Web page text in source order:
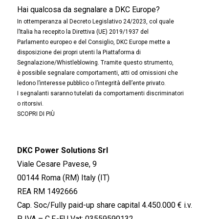
Hai qualcosa da segnalare a DKC Europe?
In ottemperanza al Decreto Legislativo 24/2023, col quale
l’Italia ha recepito la Direttiva (UE) 2019/1937 del
Parlamento europeo e del Consiglio, DKC Europe mette a
disposizione dei propri utenti la Piattaforma di
Segnalazione/Whistleblowing. Tramite questo strumento,
è possibile segnalare comportamenti, atti od omissioni che
ledono l’interesse pubblico o l’integrità dell’ente privato.
I segnalanti saranno tutelati da comportamenti discriminatori
o ritorsivi.
SCOPRI DI PIÙ
DKC Power Solutions Srl
Viale Cesare Pavese, 9
00144 Roma (RM) Italy (IT)
REA RM 1492666
Cap. Soc/Fully paid-up share capital 4.450.000 € i.v.